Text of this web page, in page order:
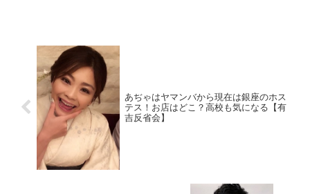
あぢゃはヤマンバから現在は銀座のホス
テス！お店はどこ？高校も気になる【有
吉反省会】